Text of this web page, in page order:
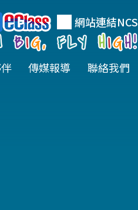
網站連結NCS
傳媒報導 聯絡我們